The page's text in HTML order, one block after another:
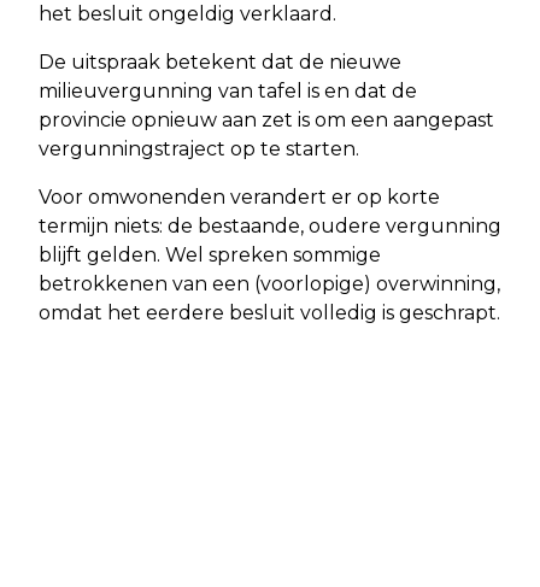
het besluit ongeldig verklaard.
De uitspraak betekent dat de nieuwe
milieuvergunning van tafel is en dat de
provincie opnieuw aan zet is om een aangepast
vergunningstraject op te starten.
Voor omwonenden verandert er op korte
termijn niets: de bestaande, oudere vergunning
blijft gelden. Wel spreken sommige
betrokkenen van een (voorlopige) overwinning,
omdat het eerdere besluit volledig is geschrapt.